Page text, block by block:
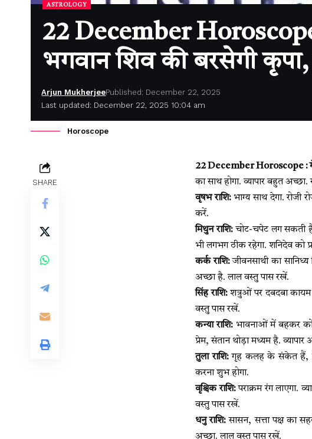
ASTROLOGY
22 December
भगवान शिव की बरसेगी
Last updated: December 22, 2025 10:04 am
Arjun MukherjeePublished: December 22, 2025
Horoscope
SHARE
22 December Horoscope :
का साथ होगा. व्यापार बहुत
वृषभ राशि:भाग्य साथ देगा. रोजी
करें.
मिथुन राशि:चोट-चपेट लग सकती है.
भी लगभग ठीक रहेगा. शनिदेव को
कर्क राशि:जीवनसाथी का सानिध्य
अच्छा है. लाल वस्तु पास रखें.
सिंह राशि:शत्रुओं पर दबदबा कायम
वस्तु पास रखें.
कन्या राशि: भावनाओं में बहकर
प्रेम, संतान थोड़ा मध्यम है.
तुला राशि:गृह कलह के संकेत हैं,
करना शुभ होगा.
वृश्चिक राशि:पराक्रम रंग लाएगा.
वस्तु पास रखें.
धनु राशि:सासन, सत्ता पक्ष का
अच्छा. लाल वस्तु पास रखें.